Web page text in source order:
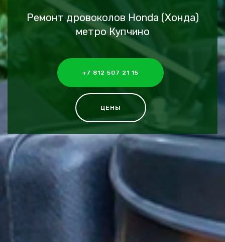
Ремонт дровоколов Honda (Хонда)
метро Купчино
+7 812 507 21 15
ЦЕНЫ